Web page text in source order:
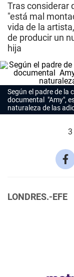
Tras considerar
"está mal
vida de la
de producir un
hija
Según el padre de la
documental "Amy",
naturaleza de las
3
LONDRES.-EFE